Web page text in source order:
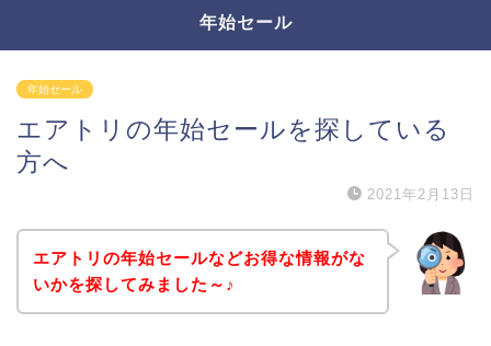
年始セール
年始セール
エアトリの年始セールを探している
方へ
2021年2月13日
エアトリの年始セールなどお得な情報がな
いかを探してみました～♪